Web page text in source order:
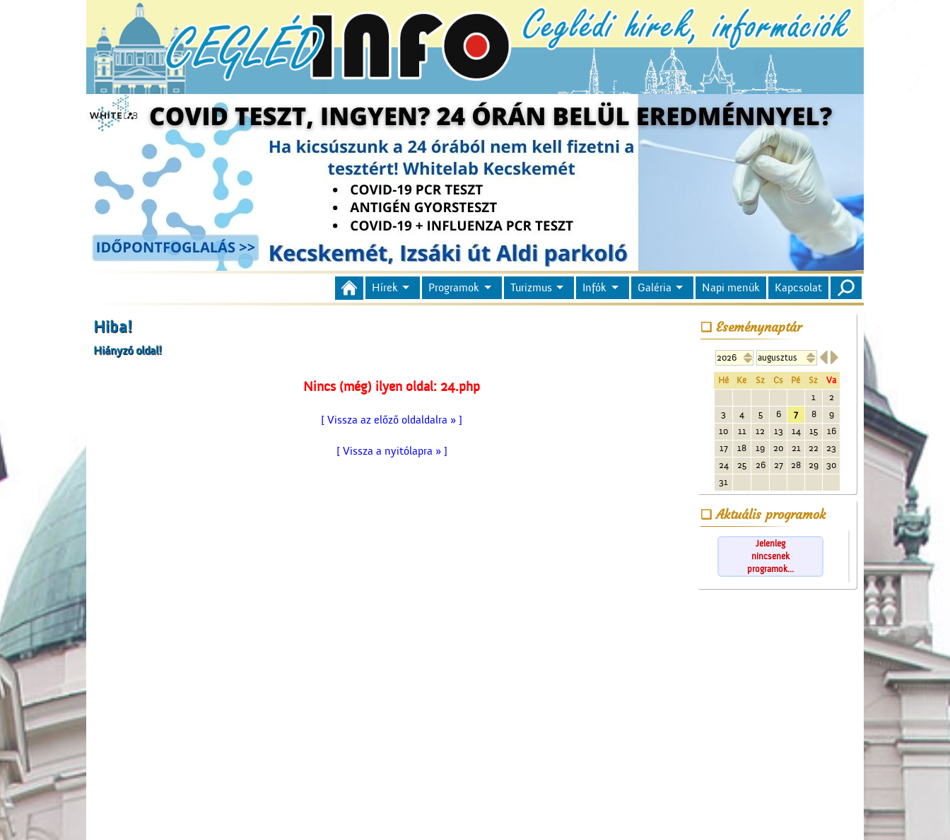
Hírek Programok Turizmus Infók Galéria Napi menük Kapcsolat
Hiba!
Hiányzó oldal!
Nincs (még) ilyen oldal: 24.php
[ Vissza az előző oldaldalra » ]
[ Vissza a nyitólapra » ]
Eseménynaptár

Hé Ke Sz Cs Pé Sz
Va
1
2
3
4 5 6 7 8
9
10
11 12 13 14 15
16
17
18 19 20 21 22
23
24
25 26 27 28 29
30
31
Aktuális programok
Jelenleg
nincsenek
programok...